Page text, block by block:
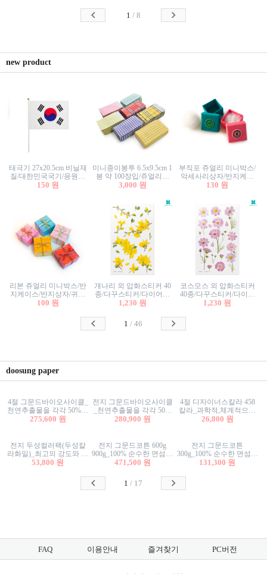
1 / 8
new product
태극기 27x20.5cm 비닐재
질/대한민국국기/응원깃
발/행사깃발
150 원
미니종이봉투 6.5x9.5cm 1
봉 약 100장입/쥬얼리봉
투/증명사진봉투/악세사
3,000 원
부직포 쥬얼리 미니박스/
악세사리상자/반지케이
스/반지상자/귀걸이상자/
130 원
리본 쥬얼리 미니박스/반
지케이스/반지상자/귀걸
이상자/귀걸이박스/악세
100 원
개나리 외 압화스티커 40
종/다꾸스티커/다이어리
꾸미기/꽃스티커/자연물
1,230 원
코스모스 외 압화스티커
40종/다꾸스티커/다이어
리꾸미기/꽃스티커/자연
1,230 원
1 /46
doosung paper
4절 그문드바이오사이클_
천연추출물을 각각 50%이
상 함유한 친환경그래픽
275,600 원
전지 그문드바이오사이클
_천연추출물을 각각 50%
이상 함유한 친환경그래
280,900 원
4절 디자이너스칼라 458
칼라_과학적,체계적으로
분류된 200색을 갖춘 색지
26,800 원
전지 두성컬러팩(두성칼
라화일)_최고의 강도와 평
활성을 지닌 다양한 컬러
53,800 원
전지 그문드코튼 600g
900g_100% 순수한 면섬유
로 만든 친환경프리미엄
471,500 원
전지 그문드코튼
300g_100% 순수한 면섬유
로 만든 친환경프리미엄
131,300 원
1 / 17
FAQ 이용안내 즐겨찾기 PC버전